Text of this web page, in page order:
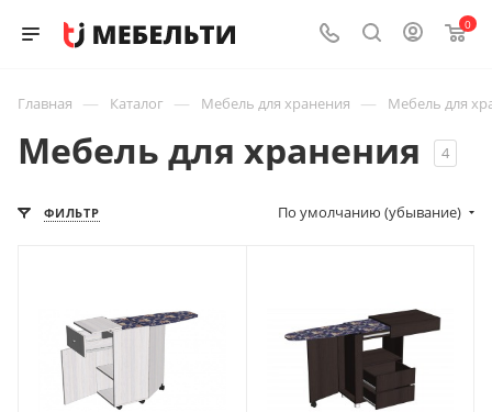
0
Главная — Каталог — Мебель для хранения — Мебель для
Мебель для хранения 4
ФИЛЬТР По умолчанию (убывание)